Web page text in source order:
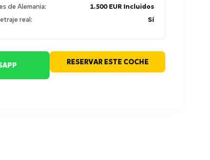
de Alemania:
1.500 EUR Incluidos
real:
Sí
RESERVAR ESTE COCHE